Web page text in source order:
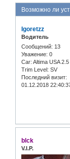
Возможно ли
Igoretzz
Водитель
Сообщений: 13
Уважение: 0
Car: Altima USA 2.5
Trim Level: SV
Последний визит:
01.12.2018
blck
V.I.P.